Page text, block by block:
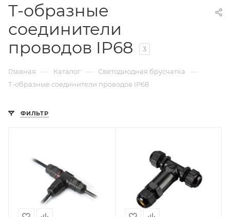
Т-образные
соединители
проводов IP68
3
Главная — Каталог — Светодиодная брусчатка —
Т-образные соединители проводов IP68
ФИЛЬТР